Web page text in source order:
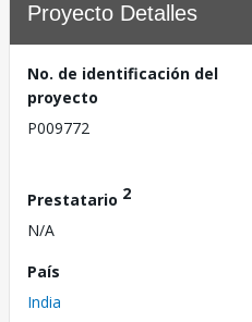
Proyecto Detalles
No. de identificación del
proyecto
P009772
Prestatario 2
N/A
País
India